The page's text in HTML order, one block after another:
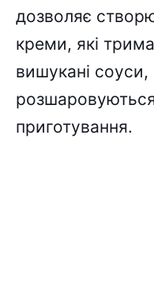
дозволяє
креми, які
вишукані
приготування.